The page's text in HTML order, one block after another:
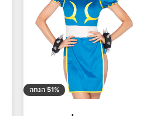
51% הנחה